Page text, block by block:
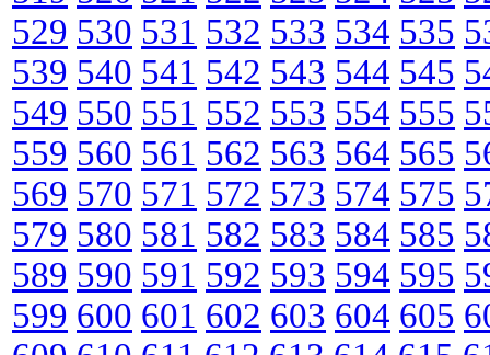
529 530 531 532 533 534 535
539 540 541 542 543 544 545
549 550 551 552 553 554 555
559 560 561 562 563 564 565
569 570 571 572 573 574 575
579 580 581 582 583 584 585
589 590 591 592 593 594 595
599 600 601 602 603 604 605